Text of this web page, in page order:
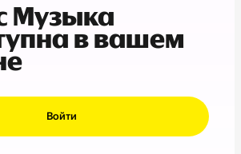
Музыка
в вашем
Войти